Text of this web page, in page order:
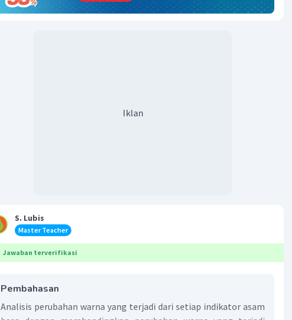
Iklan
S. Lubis
Master Teacher
Jawaban terverifikasi
Pembahasan
Analisis perubahan warna yang terjadi dari setiap indikator asam